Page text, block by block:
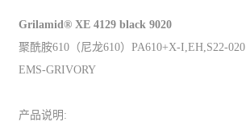
Grilamid® XE 4129 black 9020
聚酰胺610（尼龙610）PA610+X-I,EH,S22-020
EMS-GRIVORY
产品说明: